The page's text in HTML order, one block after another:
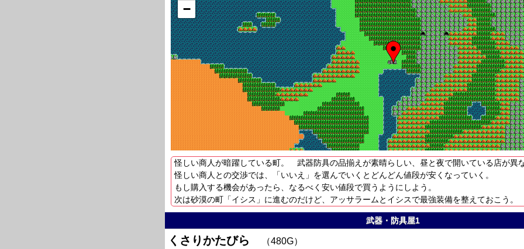
−
怪しい商人が暗躍している町。 武器防具の品揃えが素晴らしい、昼と夜で開いている店が異
怪しい商人との交渉では、「いいえ」を選んでいくとどんどん値段が安くなっていく。
もし購入する機会があったら、なるべく安い値段で買うようにしよう。
次は砂漠の町「イシス」に進むのだけど、アッサラームとイシスで最強装備を整えておこう。
武器・防具屋1
くさりかたびら 480G